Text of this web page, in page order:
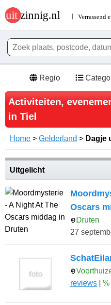
Regio
Activiteiten,
in Tiel
Home > Gelderland > Dagje
Uitgelicht
Oscars
Druten
27
reviews
%